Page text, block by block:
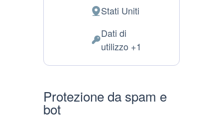
Luogo
del
trattamento:
Stati Uniti
Dati
Dati di
utilizzo +1
Protezione da spam e
bot